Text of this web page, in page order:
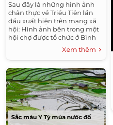
Sau đây là những hình ảnh
chân thực về Triều Tiên lần
đầu xuất hiện trên mạng xã
hội: Hình ảnh bên trong một
hội chợ được tổ chức ở Bình
Xem thêm
Sắc màu Y Tý mùa nước đổ